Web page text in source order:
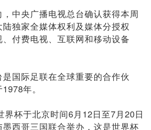
中央广播电视总台确认获得本周
独家全媒体权利及媒体分授权
付费电视、互联网和移动设备
国际足联在全球重要的合作伙
年。
界杯于北京时间6月12日至7月20日
西哥三国联合举办，这是世界杯